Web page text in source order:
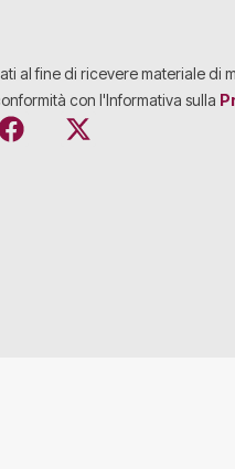
al fine di ricevere materiale di
con l'Informativa sulla